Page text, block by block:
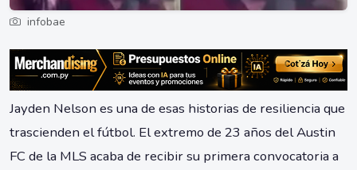
infobae
Jayden Nelson es una de esas historias de resiliencia que
trascienden el fútbol. El extremo de 23 años del Austin
FC de la MLS acaba de recibir su primera convocatoria a